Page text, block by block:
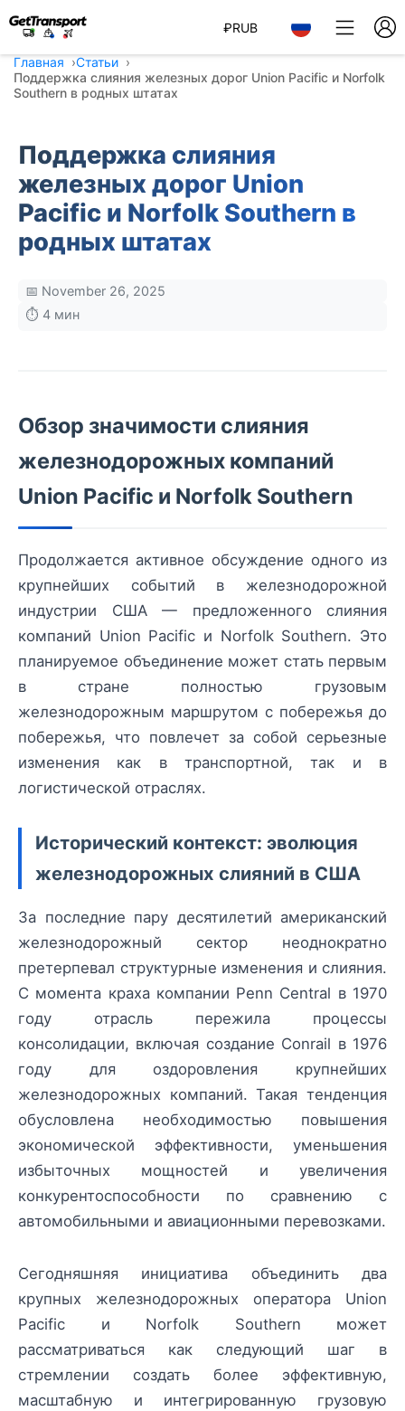
₽RUB
Главная
Статьи
Поддержка слияния железных дорог Union Pacific и Norfolk
Southern в родных штатах
Поддержка слияния
железных дорог Union
Pacific и Norfolk Southern в
родных штатах
📅 November 26, 2025
⏱️ 4 мин
Обзор значимости слияния
железнодорожных компаний
Union Pacific и Norfolk Southern
Продолжается активное обсуждение одного из
крупнейших событий в железнодорожной
индустрии США — предложенного слияния
компаний Union Pacific и Norfolk Southern. Это
планируемое объединение может стать первым
в стране полностью грузовым
железнодорожным маршрутом с побережья до
побережья, что повлечет за собой серьезные
изменения как в транспортной, так и в
логистической отраслях.
Исторический контекст: эволюция
железнодорожных слияний в США
За последние пару десятилетий американский
железнодорожный сектор неоднократно
претерпевал структурные изменения и слияния.
С момента краха компании Penn Central в 1970
году отрасль пережила процессы
консолидации, включая создание Conrail в 1976
году для оздоровления крупнейших
железнодорожных компаний. Такая тенденция
обусловлена необходимостью повышения
экономической эффективности, уменьшения
избыточных мощностей и увеличения
конкурентоспособности по сравнению с
автомобильными и авиационными перевозками.
Сегодняшняя инициатива объединить два
крупных железнодорожных оператора Union
Pacific и Norfolk Southern может
рассматриваться как следующий шаг в
стремлении создать более эффективную,
масштабную и интегрированную грузовую